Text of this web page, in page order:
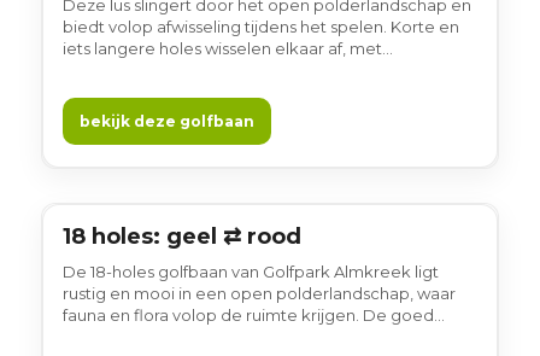
Deze lus slingert door het open polderlandschap en
biedt volop afwisseling tijdens het spelen. Korte en
iets langere holes wisselen elkaar af, met
bekijk deze golfbaan
18 holes
18 holes: geel ⇄ rood
De 18-holes golfbaan van Golfpark Almkreek ligt
rustig en mooi in een open polderlandschap, waar
fauna en flora volop de ruimte krijgen. De goed